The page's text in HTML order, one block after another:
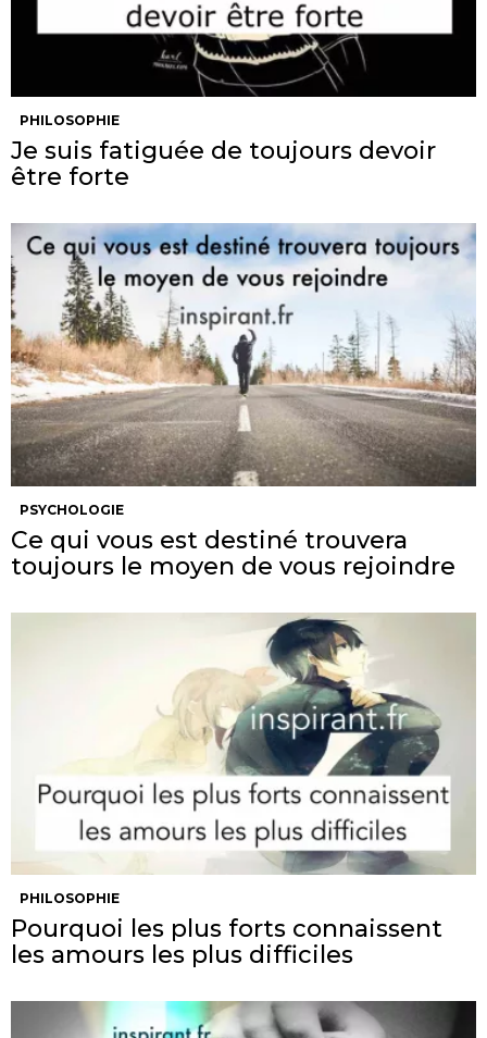
PHILOSOPHIE
Je suis fatiguée de toujours devoir
être forte
PSYCHOLOGIE
Ce qui vous est destiné trouvera
toujours le moyen de vous rejoindre
PHILOSOPHIE
Pourquoi les plus forts connaissent
les amours les plus difficiles